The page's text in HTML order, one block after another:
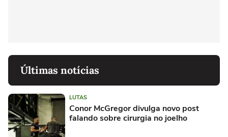
Últimas notícias
LUTAS
Conor McGregor divulga novo post
falando sobre cirurgia no joelho